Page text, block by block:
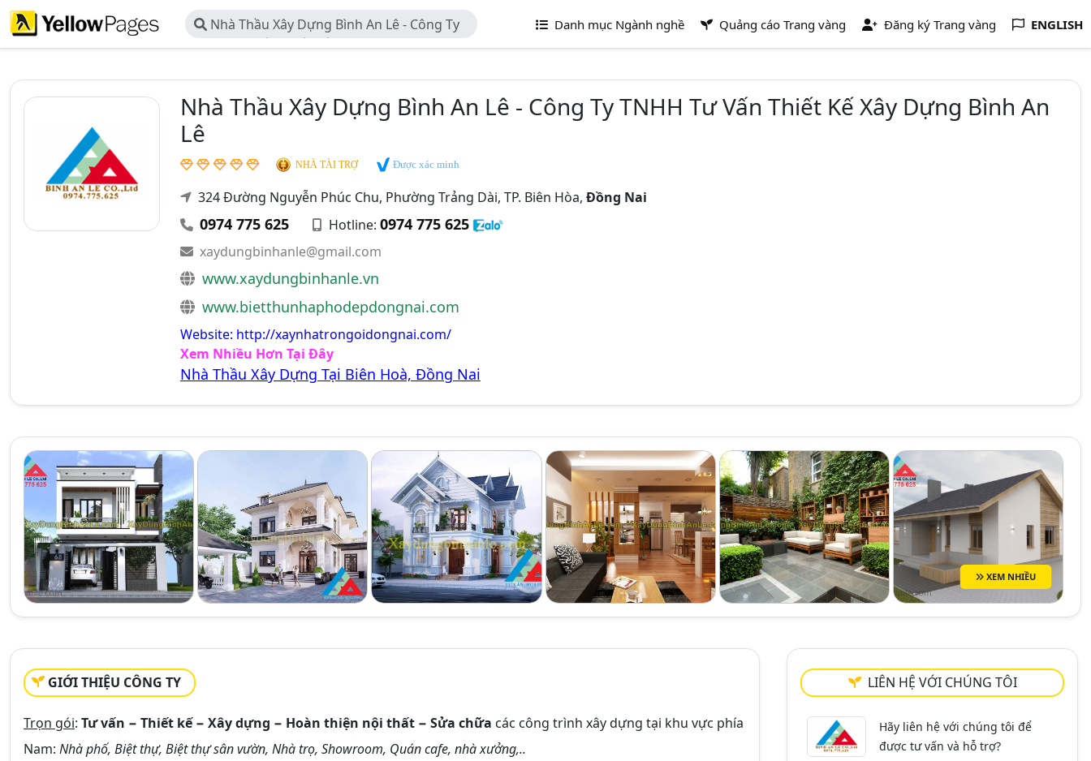
Nhà Thầu Xây Dựng Bình An Lê - Công Ty
TNHH Tư Vấn Thiết Kế Xây Dựng Bình An Lê
Danh mục Ngành nghề Quảng cáo Trang vàng Đăng ký Trang vàng ENGLISH
Nhà Thầu Xây Dựng Bình An Lê - Công Ty TNHH Tư Vấn Thiết Kế Xây Dựng Bình An
Lê
NHÀ TÀI TRỢ Được xác minh
324 Đường Nguyễn Phúc Chu, Phường Trảng Dài, TP. Biên Hòa, Đồng Nai
0974 775 625 Hotline: 0974 775 625
xaydungbinhanle@gmail.com
www.xaydungbinhanle.vn
www.bietthunhaphodepdongnai.com
Website: http://xaynhatrongoidongnai.com/
Xem Nhiều Hơn Tại Đây
Nhà Thầu Xây Dựng Tại Biên Hoà, Đồng Nai
XEM NHIỀU
GIỚI THIỆU CÔNG TY
Trọn gói: Tư vấn − Thiết kế − Xây dựng − Hoàn thiện nội thất − Sửa chữa các công trình xây dựng tại khu vực phía
Nam: Nhà phố, Biệt thự, Biệt thự sân vườn, Nhà trọ, Showroom, Quán cafe, nhà xưởng,..
LIÊN HỆ VỚI CHÚNG TÔI
Hãy liên hệ với chúng tôi để
được tư vấn và hỗ trợ?